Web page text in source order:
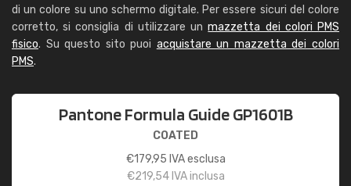
di un colore su uno schermo digitale. Per essere sicuri del colore
corretto, si consiglia di utilizzare unmazzetta dei colori PMS
fisico. Su questo sito puoi acquistare un mazzetta dei colori
PMS.
Pantone Formula Guide GP1601B
COATED
€179,95 IVA esclusa
€219,54IVA inclusa